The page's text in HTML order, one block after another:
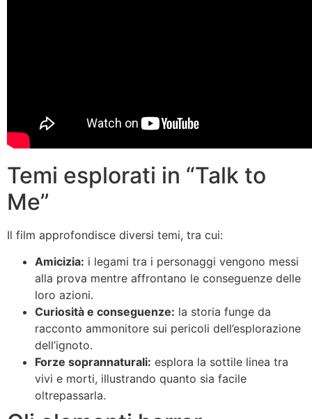
Temi esplorati in “Talk to
Me”
Il film approfondisce diversi temi, tra cui:
Amicizia: i legami tra i personaggi vengono messi
alla prova mentre affrontano le conseguenze delle
loro azioni.
Curiosità e conseguenze: la storia funge da
racconto ammonitore sui pericoli dell’esplorazione
dell’ignoto.
Forze soprannaturali: esplora la sottile linea tra
vivi e morti, illustrando quanto sia facile
oltrepassarla.